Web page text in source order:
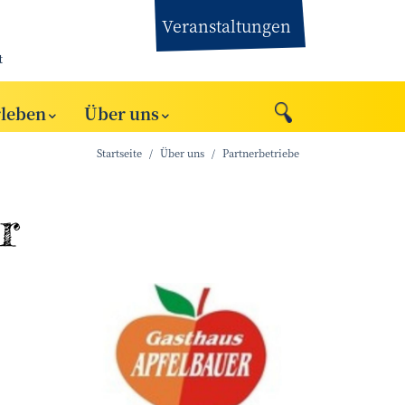
Veranstaltungen
Über uns
Startseite Über uns Partnerbetriebe